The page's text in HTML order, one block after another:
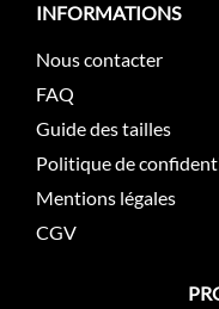
INFORMATIONS
Nous contacter
FAQ
Guide des tailles
Politique de
Mentions légales
CGV